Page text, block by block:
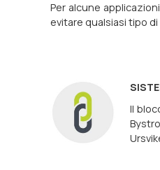
Per alcune
evitare qualsiasi tipo
Il